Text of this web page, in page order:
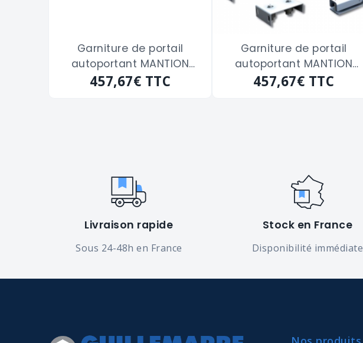
Garniture de portail
autoportant MANTION
"9050GPAF" de 200 kg
457,67€ TTC
Garniture de portail
autoportant MANTION
"9050GPAF" de 200 kg
457,67€ TTC
Livraison rapide
Sous 24-48h en France
Stock en France
Disponibilité immédiate